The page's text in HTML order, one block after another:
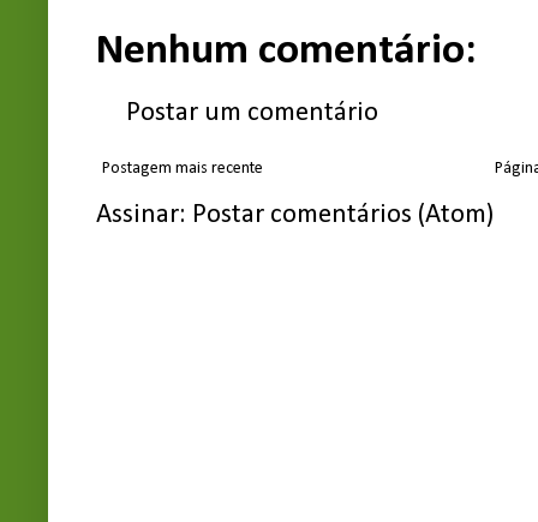
Nenhum comentário:
Postar um comentário
Postagem mais recente
Assinar: Postar comentários (Atom)